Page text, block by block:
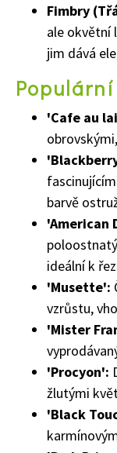
Fimbry
ale okvětní
jim dává
'Cafe au
barvě
'American
ideální k
'Musette':
vzrůstu,
'Mister
'Procyon':
žlutými
'Black